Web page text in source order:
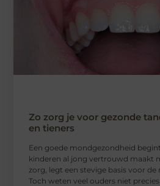
Zo zorg je voor gezonde
en tieners
Een goede mondgezondheid
kinderen al jong vertrouwd maakt
zorg, legt een stevige basis voor de
Toch weten veel ouders niet